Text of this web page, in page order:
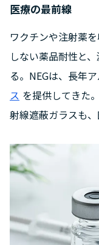
医療の最前線
ワクチンや注射薬
しない薬品耐性と
る。NEGは、長年
ス を提供してきた
射線遮蔽ガラスも、